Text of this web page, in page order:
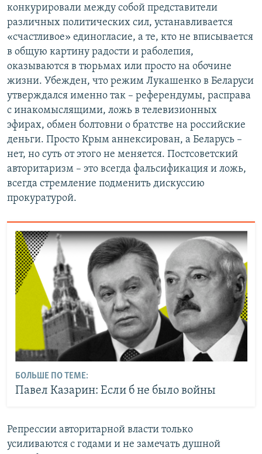
конкурировали между собой представители
различных политических сил, устанавливается
«счастливое» единогласие, а те, кто не вписывается
в общую картину радости и раболепия,
оказываются в тюрьмах или просто на обочине
жизни. Убежден, что режим Лукашенко в Беларуси
утверждался именно так – референдумы, расправа
с инакомыслящими, ложь в телевизионных
эфирах, обмен болтовни о братстве на российские
деньги. Просто Крым аннексирован, а Беларусь –
нет, но суть от этого не меняется. Постсоветский
авторитаризм – это всегда фальсификация и ложь,
всегда стремление подменить дискуссию
прокуратурой.
БОЛЬШЕ ПО ТЕМЕ:
Павел Казарин: Если б не было войны
Репрессии авторитарной власти только
усиливаются с годами и не замечать душной